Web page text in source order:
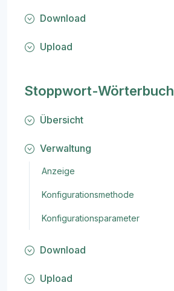
Download
Upload
Stoppwort-Wörterbuch
Übersicht
Verwaltung
Anzeige
Konfigurationsmethode
Konfigurationsparameter
Download
Upload